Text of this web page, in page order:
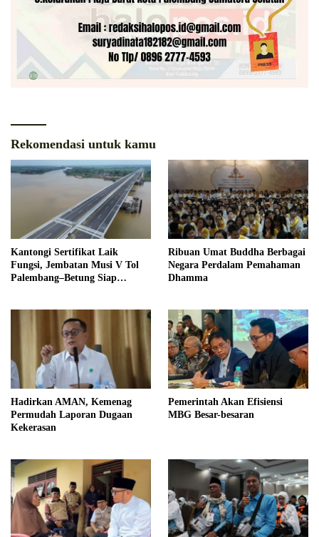
Rekomendasi untuk kamu
Kantongi Sertifikat Laik
Fungsi, Jembatan Musi V Tol
Palembang–Betung Siap
Ribuan Umat Buddha Berbagai
Negara Perdalam Pemahaman
Dhamma
Hadirkan AMAN, Kemenag
Permudah Laporan Dugaan
Kekerasan
Pemerintah Akan Efisiensi
MBG Besar-besaran